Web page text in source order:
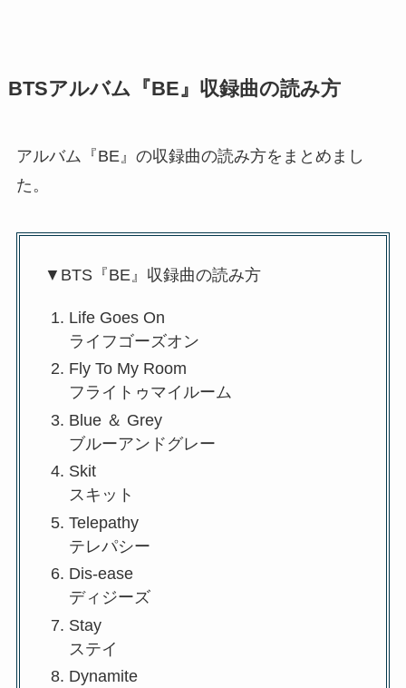
BTSアルバム『BE』収録曲の読み方
アルバム『BE』の収録曲の読み方をまとめまし
た。
▼BTS『BE』収録曲の読み方
Life Goes On
ライフゴーズオン
Fly To My Room
フライトゥマイルーム
Blue ＆ Grey
ブルーアンドグレー
Skit
スキット
Telepathy
テレパシー
Dis-ease
ディジーズ
Stay
ステイ
Dynamite